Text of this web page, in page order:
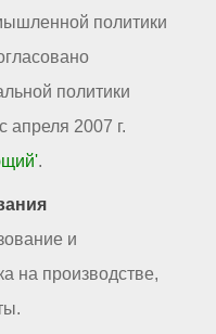
политики
политики
апреля 2007 г.
.
и
на производстве,